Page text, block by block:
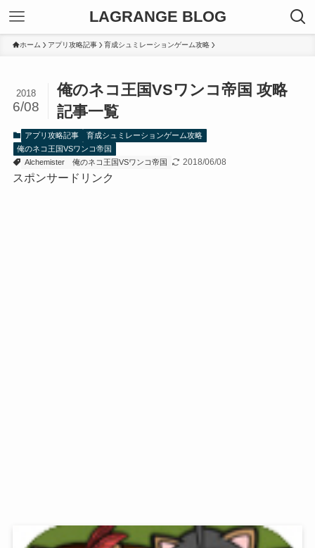
LAGRANGE BLOG
ホーム アプリ攻略記事 育成シュミレーションゲーム攻略
俺のネコ王国VSワンコ帝国 攻略
記事一覧
2018
6/08
アプリ攻略記事
育成シュミレーションゲーム攻略
俺のネコ王国VSワンコ帝国
Alchemister
俺のネコ王国VSワンコ帝国 2018/06/08
スポンサードリンク